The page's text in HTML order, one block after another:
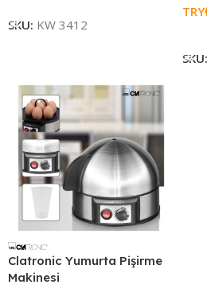
SKU: KW 3412
SKU:
Clatronic Yumurta Pişirme
Makinesi